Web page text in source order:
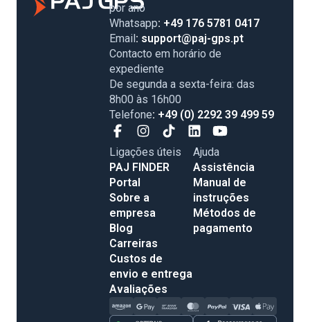
por ano
Whatsapp: +49 176 5781 0417
Email: support@paj-gps.pt
Contacto em horário de
expediente
De segunda a sexta-feira: das
8h00 às 16h00
Telefone: +49 (0) 2292 39 499 59
Ligações úteis
PAJ FINDER
Portal
Sobre a
empresa
Blog
Carreiras
Custos de
envio e entrega
Avaliações
Ajuda
Assistência
Manual de
instruções
Métodos de
pagamento